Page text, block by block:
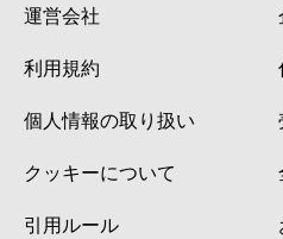
運営会社
利用規約
個人情報の取り扱い
クッキーについて
引用ルール